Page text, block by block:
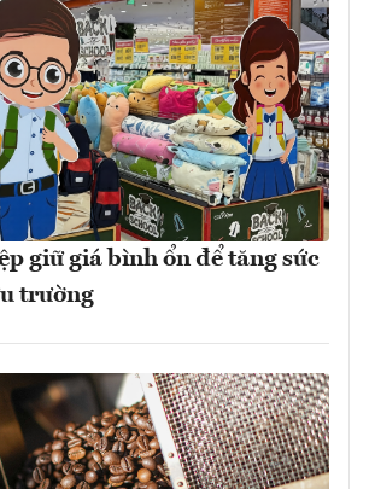
giữ giá bình ổn để tăng sức
trường